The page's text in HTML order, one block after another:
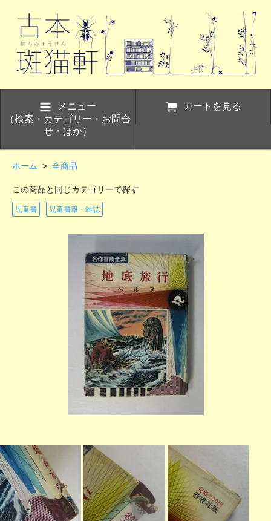
メニュー
（検索・カテゴリー・お問合
せ・ほか）
カートを見る
ホーム > 全商品
この商品と同じカテゴリーで探す
児童書 児童書籍・雑誌